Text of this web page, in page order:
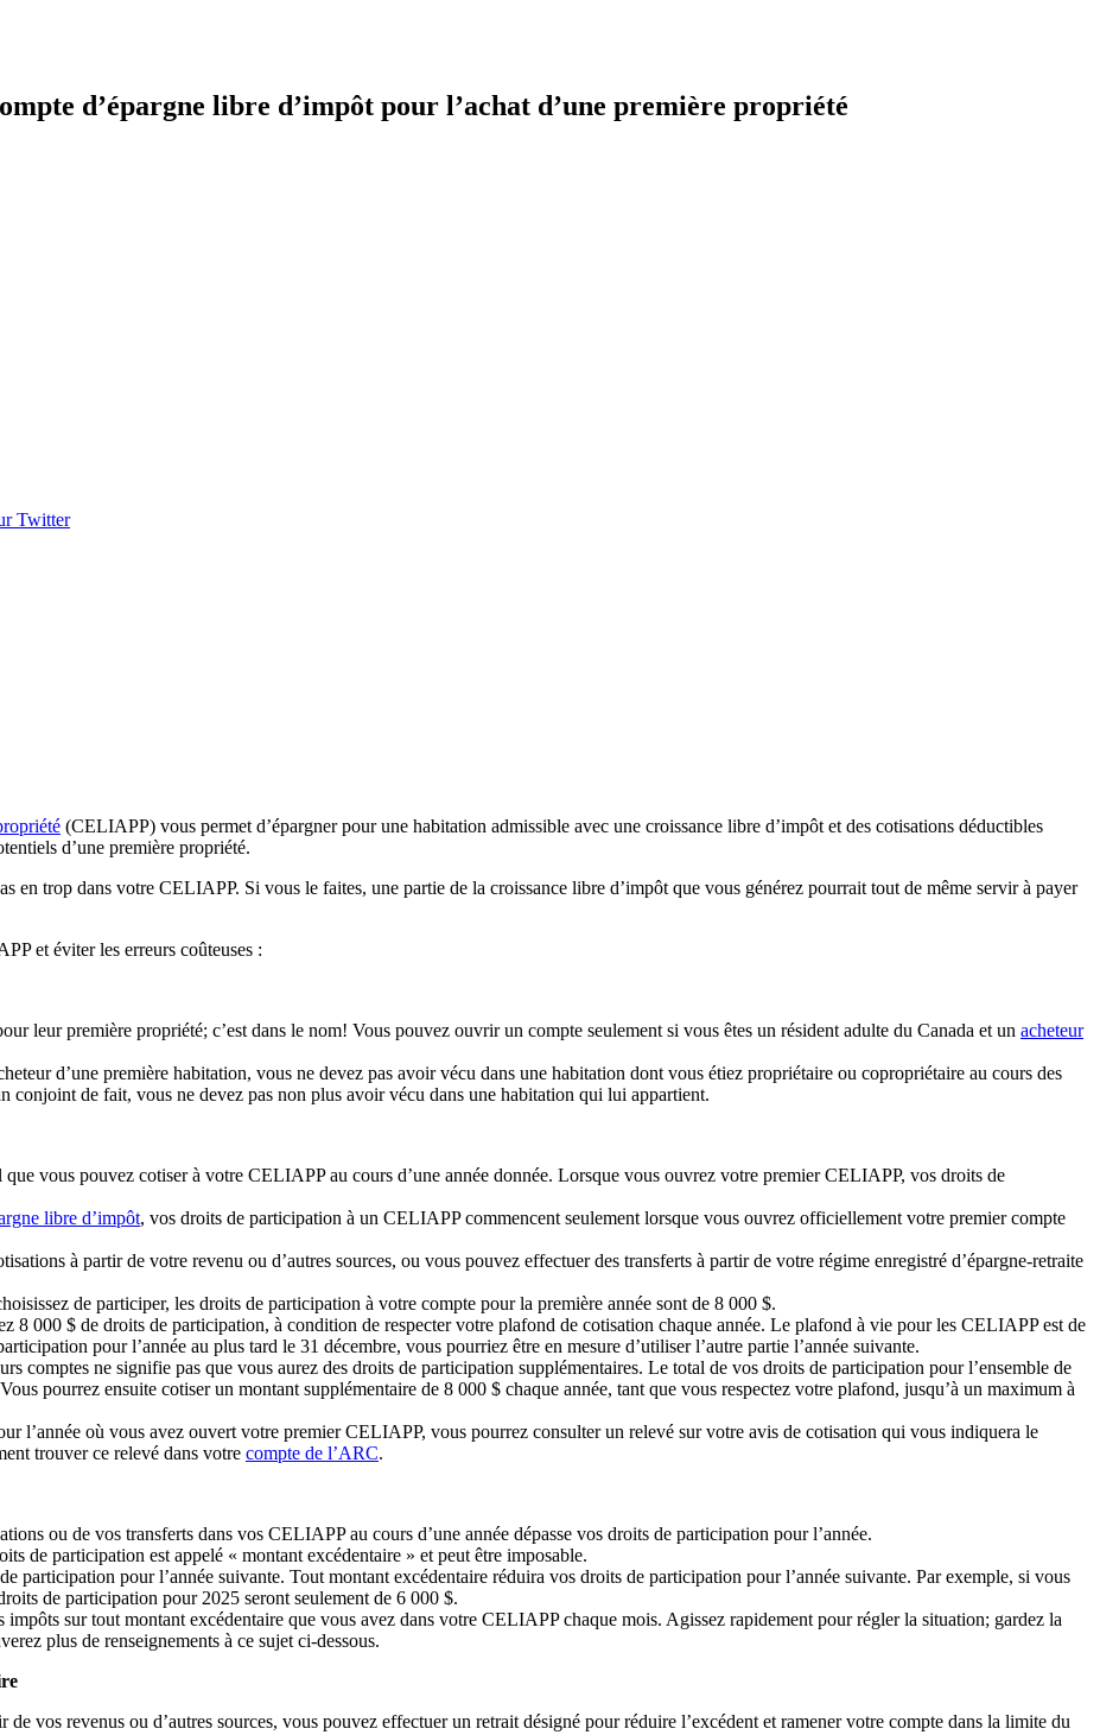
d’épargne libre d’impôt pour l’achat d’une première propriété
Twitter
(CELIAPP) vous permet d’épargner pour une habitation admissible avec une croissance libre d’impôt et des cotisations déductibles
d’une première propriété.
en trop dans votre CELIAPP. Si vous le faites, une partie de la croissance libre d’impôt que vous générez pourrait tout de même servir à payer
et éviter les erreurs coûteuses :
leur première propriété; c’est dans le nom! Vous pouvez ouvrir un compte seulement si vous êtes un résident adulte du Canada et un acheteur
d’une première habitation, vous ne devez pas avoir vécu dans une habitation dont vous étiez propriétaire ou copropriétaire au cours des
conjoint de fait, vous ne devez pas non plus avoir vécu dans une habitation qui lui appartient.
vous pouvez cotiser à votre CELIAPP au cours d’une année donnée. Lorsque vous ouvrez votre premier CELIAPP, vos droits de
libre d’impôt, vos droits de participation à un CELIAPP commencent seulement lorsque vous ouvrez officiellement votre premier compte
à partir de votre revenu ou d’autres sources, ou vous pouvez effectuer des transferts à partir de votre régime enregistré d’épargne-retraite
de participer, les droits de participation à votre compte pour la première année sont de 8 000 $.
8 000 $ de droits de participation, à condition de respecter votre plafond de cotisation chaque année. Le plafond à vie pour les CELIAPP est de
pour l’année au plus tard le 31 décembre, vous pourriez être en mesure d’utiliser l’autre partie l’année suivante.
comptes ne signifie pas que vous aurez des droits de participation supplémentaires. Le total de vos droits de participation pour l’ensemble de
pourrez ensuite cotiser un montant supplémentaire de 8 000 $ chaque année, tant que vous respectez votre plafond, jusqu’à un maximum à
l’année où vous avez ouvert votre premier CELIAPP, vous pourrez consulter un relevé sur votre avis de cotisation qui vous indiquera le
trouver ce relevé dans votre compte de l’ARC.
ou de vos transferts dans vos CELIAPP au cours d’une année dépasse vos droits de participation pour l’année.
de participation est appelé « montant excédentaire » et peut être imposable.
participation pour l’année suivante. Tout montant excédentaire réduira vos droits de participation pour l’année suivante. Par exemple, si vous
de participation pour 2025 seront seulement de 6 000 $.
impôts sur tout montant excédentaire que vous avez dans votre CELIAPP chaque mois. Agissez rapidement pour régler la situation; gardez la
plus de renseignements à ce sujet ci-dessous.
vos revenus ou d’autres sources, vous pouvez effectuer un retrait désigné pour réduire l’excédent et ramener votre compte dans la limite du